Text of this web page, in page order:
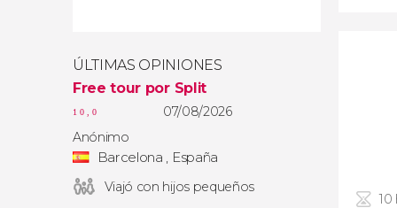
ÚLTIMAS OPINIONES
Free tour por Split
10,0
07/08/2026
Anónimo
Barcelona , España
Viajó con hijos pequeños
10